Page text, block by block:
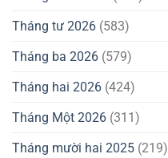
Tháng tư 2026 (583)
Tháng ba 2026 (579)
Tháng hai 2026 (424)
Tháng Một 2026 (311)
Tháng mười hai 2025 (219)